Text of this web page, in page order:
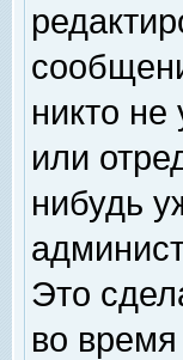
никто не
или
нибудь
Это
во время